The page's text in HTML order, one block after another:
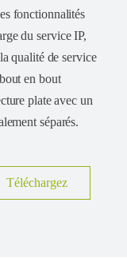
fonctionnalités
de service
en bout
et un plan de contrôle totalement séparés.
Téléchargez